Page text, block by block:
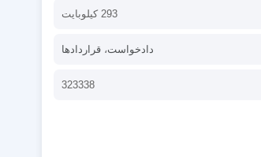
293 کیلوبایت
دادخواست، قراردادها
323338